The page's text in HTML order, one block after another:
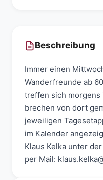
Beschreibung
Immer einen
Wanderfreunde ab
treffen sich morgens
brechen von dort
jeweiligen
im Kalender
Klaus Kelka unter
per Mail: